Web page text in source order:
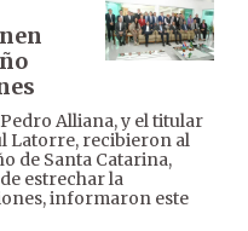
Alliana, y el titular
Latorre, recibieron al
de Santa Catarina,
estrechar la
informaron este